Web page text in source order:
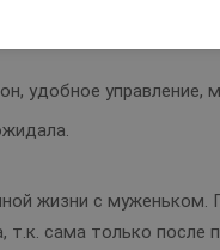
удобное
жизни c
т.к. сама только